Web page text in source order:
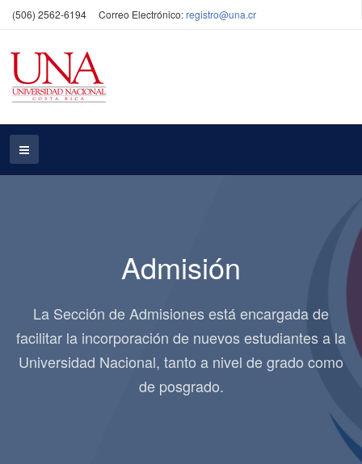
(506) 2562-6194 Correo Electrónico:registro@una.cr
Admisión
La Sección de Admisiones está encargada de
facilitar la incorporación de nuevos estudiantes a la
Universidad Nacional, tanto a nivel de grado como
de posgrado.